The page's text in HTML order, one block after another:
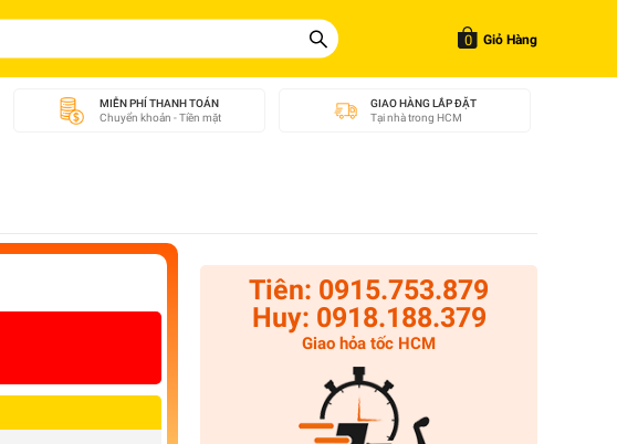
0 Giỏ Hàng
MIỄN PHÍ THANH TOÁN
Chuyển khoản - Tiền mặt
GIAO HÀNG LẮP ĐẶT
Tại nhà trong HCM
Tiên: 0915.753.879
Huy: 0918.188.379
Giao hỏa tốc HCM